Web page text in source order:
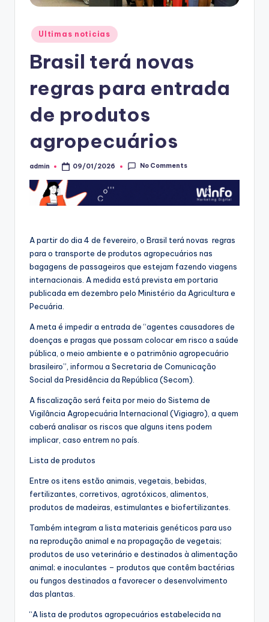
Posted
in
Ultimas noticias
Brasil terá novas
regras para entrada
de produtos
agropecuários
Posted
admin 09/01/2026 No Comments
A partir do dia 4 de fevereiro, o Brasil terá novas regras
para o transporte de produtos agropecuários nas
bagagens de passageiros que estejam fazendo viagens
internacionais. A medida está prevista em portaria
publicada em dezembro pelo Ministério da Agricultura e
Pecuária.
A meta é impedir a entrada de “agentes causadores de
doenças e pragas que possam colocar em risco a saúde
pública, o meio ambiente e o patrimônio agropecuário
brasileiro”, informou a Secretaria de Comunicação
Social da Presidência da República (Secom).
A fiscalização será feita por meio do Sistema de
Vigilância Agropecuária Internacional (Vigiagro), a quem
caberá analisar os riscos que alguns itens podem
implicar, caso entrem no país.
Lista de produtos
Entre os itens estão animais, vegetais, bebidas,
fertilizantes, corretivos, agrotóxicos, alimentos,
produtos de madeiras, estimulantes e biofertilizantes.
Também integram a lista materiais genéticos para uso
na reprodução animal e na propagação de vegetais;
produtos de uso veterinário e destinados à alimentação
animal; e inoculantes – produtos que contêm bactérias
ou fungos destinados a favorecer o desenvolvimento
das plantas.
“A lista de produtos agropecuários estabelecida na